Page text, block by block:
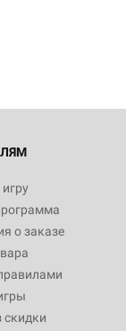
о заказе
скидки